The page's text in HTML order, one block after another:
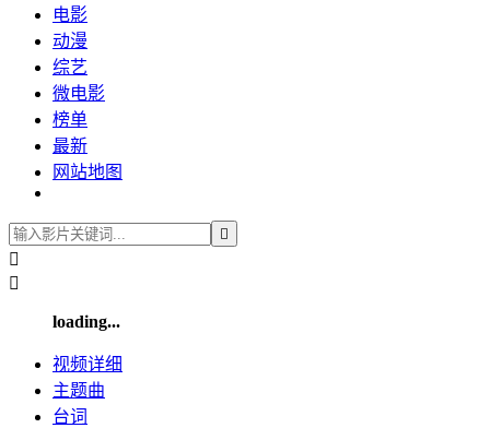
电影
动漫
综艺
微电影
榜单
最新
网站地图



loading...
视频详细
主题曲
台词